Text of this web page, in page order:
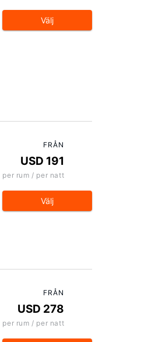
Välj
FRÅN
USD 191
per rum / per natt
Välj
FRÅN
USD 278
per rum / per natt